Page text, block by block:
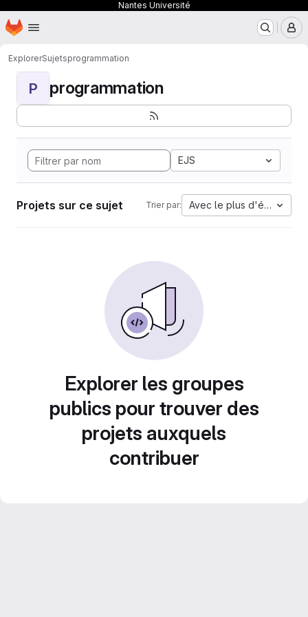
Nantes Université
Passer au contenu principal
Page d'accueil
ExplorerSujetsprogrammation
P programmation
EJS
Projets sur ce sujet Trier par: Avec le plus d'étoiles
Explorer les groupes
publics pour trouver des
projets auxquels
contribuer